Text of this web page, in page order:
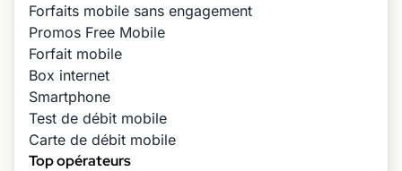
Forfaits mobile sans engagement
Promos Free Mobile
Forfait mobile
Box internet
Smartphone
Test de débit mobile
Carte de débit mobile
Top opérateurs